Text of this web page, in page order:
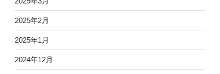
2025年2月
2025年1月
2024年12月